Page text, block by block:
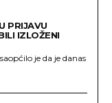
PRIJAVU
IZLOŽENI
je da je danas